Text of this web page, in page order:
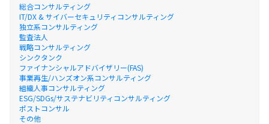
総合コンサルティング
IT/DX & サイバーセキュリティコンサルティング
独立系コンサルティング
監査法人
戦略コンサルティング
シンクタンク
ファイナンシャルアドバイザリー(FAS)
事業再生/ハンズオン系コンサルティング
組織人事コンサルティング
ESG/SDGs/サステナビリティコンサルティング
ポストコンサル
その他